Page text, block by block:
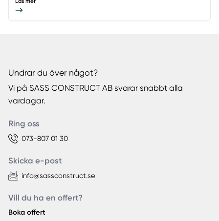
Undrar du över något?
Vi på SASS CONSTRUCT AB svarar snabbt alla
vardagar.
Ring oss
073-807 01 30
Skicka e-post
info@sassconstruct.se
Vill du ha en offert?
Boka offert